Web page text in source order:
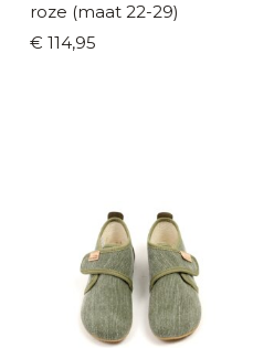
roze (maat 22-29)
€ 114,95